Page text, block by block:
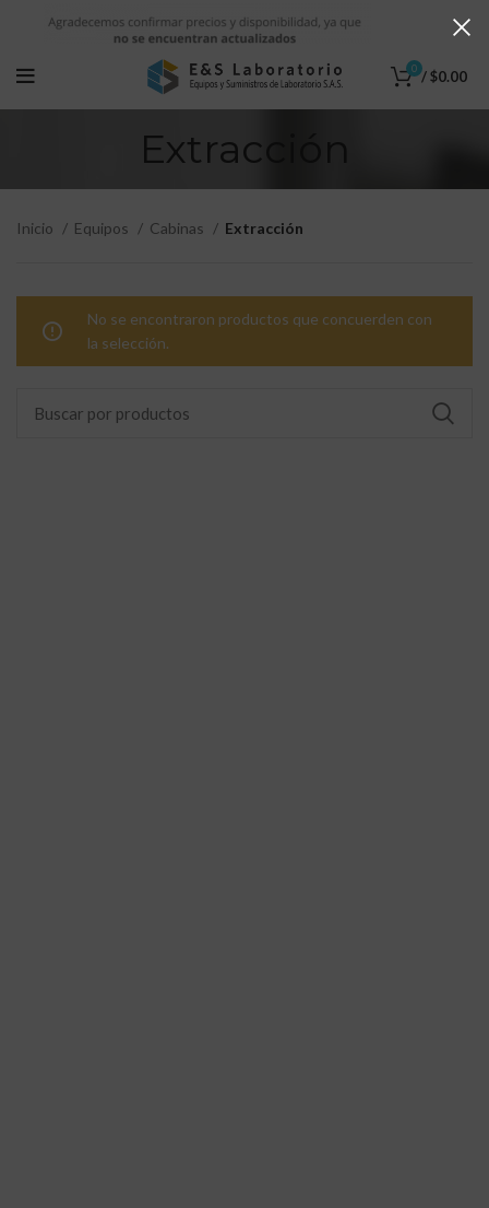
0 /$0.00
Extracción
Inicio Equipos Cabinas Extracción
No se encontraron productos que concuerden con
la selección.